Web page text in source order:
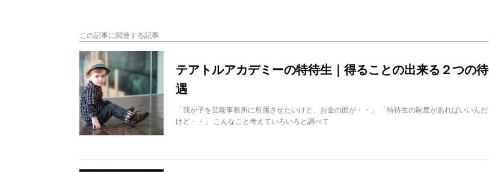
この記事に関連する記事
テアトルアカデミーの特待生｜得ることの出来る２つの待
遇
「我が子を芸能事務所に所属させたいけど、お金の面が・・」 「特待生の制度があればいいんだ
けど・・」 こんなこと考えていろいろと調べて